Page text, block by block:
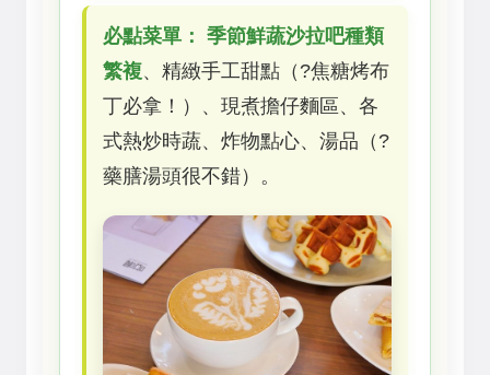
必點菜單： 季節鮮蔬沙拉吧種類
繁複、精緻手工甜點（?焦糖烤布
丁必拿！）、現煮擔仔麵區、各
式熱炒時蔬、炸物點心、湯品（?
藥膳湯頭很不錯）。